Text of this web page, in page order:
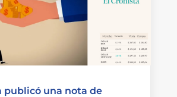
publicó una nota de